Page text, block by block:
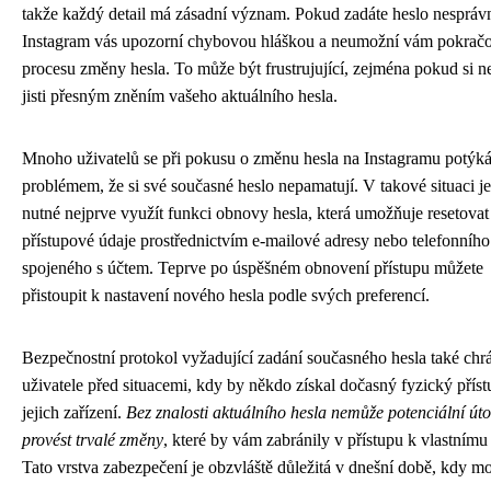
takže každý detail má zásadní význam. Pokud zadáte heslo
Instagram vás upozorní chybovou hláškou a neumožní vám
procesu změny hesla. To může být frustrujující, zejména pokud si
jisti přesným zněním vašeho aktuálního hesla.
Mnoho uživatelů se při pokusu o změnu hesla na Instagramu
problémem, že si své současné heslo nepamatují. V takové situaci je
nutné nejprve využít funkci obnovy hesla, která umožňuje resetovat
přístupové údaje prostřednictvím e-mailové adresy nebo
spojeného s účtem. Teprve po úspěšném obnovení přístupu můžete
přistoupit k nastavení nového hesla podle svých preferencí.
Bezpečnostní protokol vyžadující zadání současného hesla také
uživatele před situacemi, kdy by někdo získal dočasný fyzický
jejich zařízení. Bez znalosti aktuálního hesla nemůže potenciální
provést trvalé změny, které by vám zabránily v přístupu k
Tato vrstva zabezpečení je obzvláště důležitá v dnešní době, kdy